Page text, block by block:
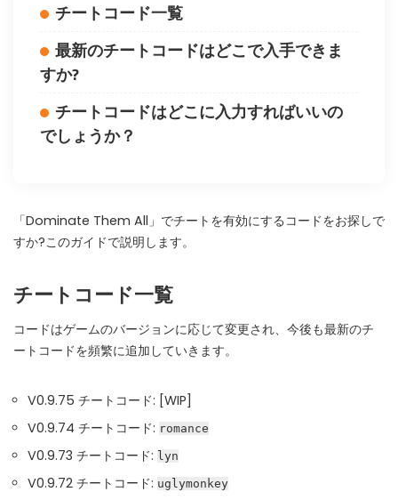
WHY JOIN THE CHANNEL?
ALL PERKS — ZERO NOISE • 100% FREE
100% FREE to join
No subscription, no credit card required — ever
Tricks BEFORE website
Limited-time game codes
チートコード一覧
最新のチートコードはどこで入手できま
すか?
チートコードはどこに入力すればいいの
でしょうか？
「Dominate Them All」でチートを有効にするコードをお探しで
すか?このガイドで説明します。
チートコード一覧
コードはゲームのバージョンに応じて変更され、今後も最新のチ
ートコードを頻繁に追加していきます。
V0.9.75 チートコード: [WIP]
V0.9.74 チートコード: romance
V0.9.73 チートコード: lyn
V0.9.72 チートコード: uglymonkey